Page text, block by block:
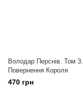
Володар Перснів. Том 3.
Повернення Короля
470 грн